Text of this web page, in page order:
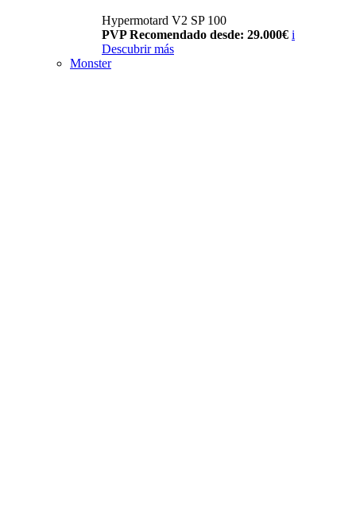
Hypermotard V2 SP 100
PVP Recomendado desde: 29.000€ i
Descubrir más
Monster